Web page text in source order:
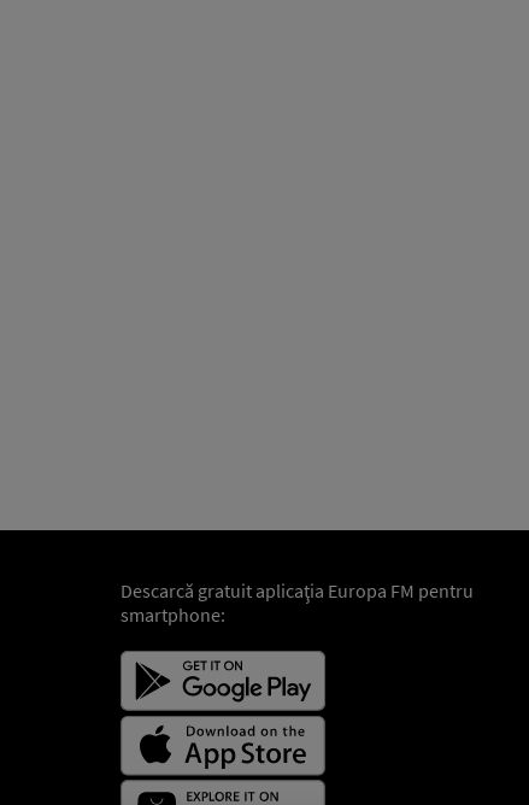
Descarcă gratuit aplicaţia Europa FM pentru
smartphone: